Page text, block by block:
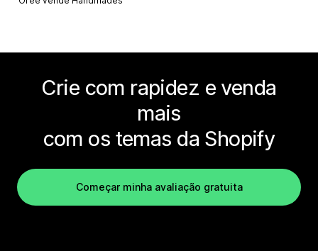
Crie com rapidez e venda
mais
com os temas da Shopify
Começar minha avaliação gratuita